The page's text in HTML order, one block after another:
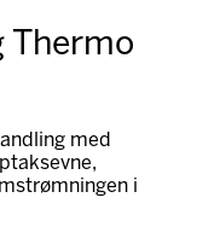
Thermo
med
i